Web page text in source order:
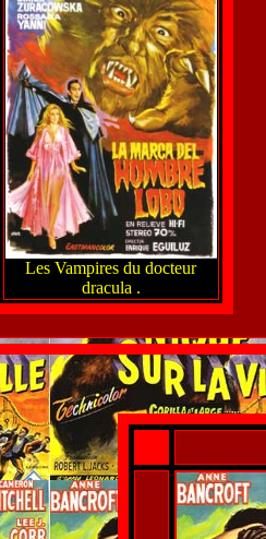
Les Vampires du docteur
dracula .